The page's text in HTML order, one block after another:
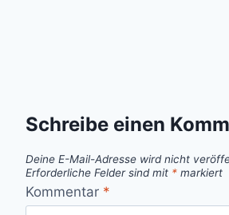
Schreibe einen
Deine E-Mail-Adresse wird nicht
Erforderliche Felder sind mit * markiert
Kommentar *